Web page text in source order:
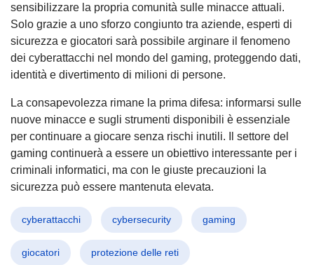
sensibilizzare la propria comunità sulle minacce attuali.
Solo grazie a uno sforzo congiunto tra aziende, esperti di
sicurezza e giocatori sarà possibile arginare il fenomeno
dei cyberattacchi nel mondo del gaming, proteggendo dati,
identità e divertimento di milioni di persone.
La consapevolezza rimane la prima difesa: informarsi sulle
nuove minacce e sugli strumenti disponibili è essenziale
per continuare a giocare senza rischi inutili. Il settore del
gaming continuerà a essere un obiettivo interessante per i
criminali informatici, ma con le giuste precauzioni la
sicurezza può essere mantenuta elevata.
cyberattacchi cybersecurity gaming
giocatori protezione delle reti